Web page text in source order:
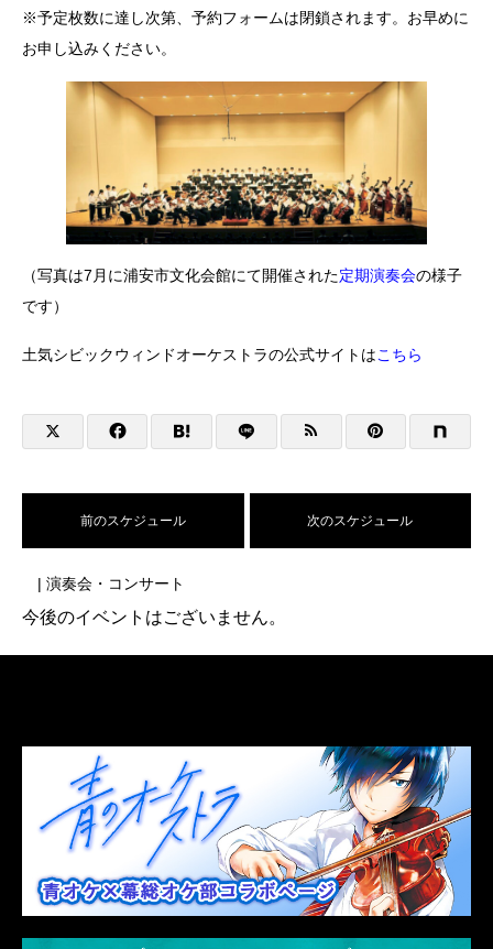
※予定枚数に達し次第、予約フォームは閉鎖されます。お早めに
お申し込みください。
（写真は7月に浦安市文化会館にて開催された定期演奏会の様子
です）
土気シビックウィンドオーケストラの公式サイトはこちら
前のスケジュール 次のスケジュール
| 演奏会・コンサート
今後のイベントはございません。